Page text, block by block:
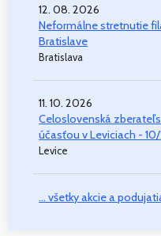
12. 08. 2026
Neformálne stretnutie
Bratislave
Bratislava
11. 10. 2026
Celoslovenská
účasťou v Leviciach -
Levice
... všetky akcie a